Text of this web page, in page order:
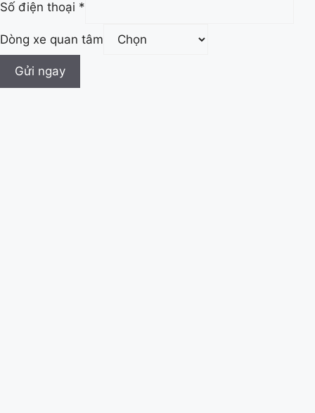
điện
Số điện thoại *
Dòng xe quan tâm
Gửi ngay